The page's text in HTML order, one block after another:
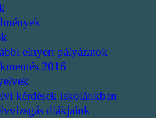
elnyert pályázatok
2016
kérdések iskolánkban
diákjaink